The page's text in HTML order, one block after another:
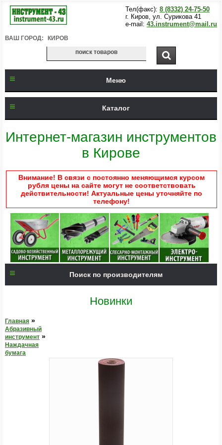
Тел(факс): 8 (8332) 24-75-50
г. Киров, ул. Сурикова 41
e-mail: 43.instrument@mail.ru
ВАШ ГОРОД: КИРОВ
Меню
Каталог
Интернет-магазин инструментов
в Кирове
Внимание! В связи с постоянно меняющимся курсом
рубля цены на сайте могут не соответствовать
действительности! Актуальные цены уточняйте по
телефону!
Поиск по производителям
Новинки
Главная »
Абразивный
инструмент »
Наждачная
бумага